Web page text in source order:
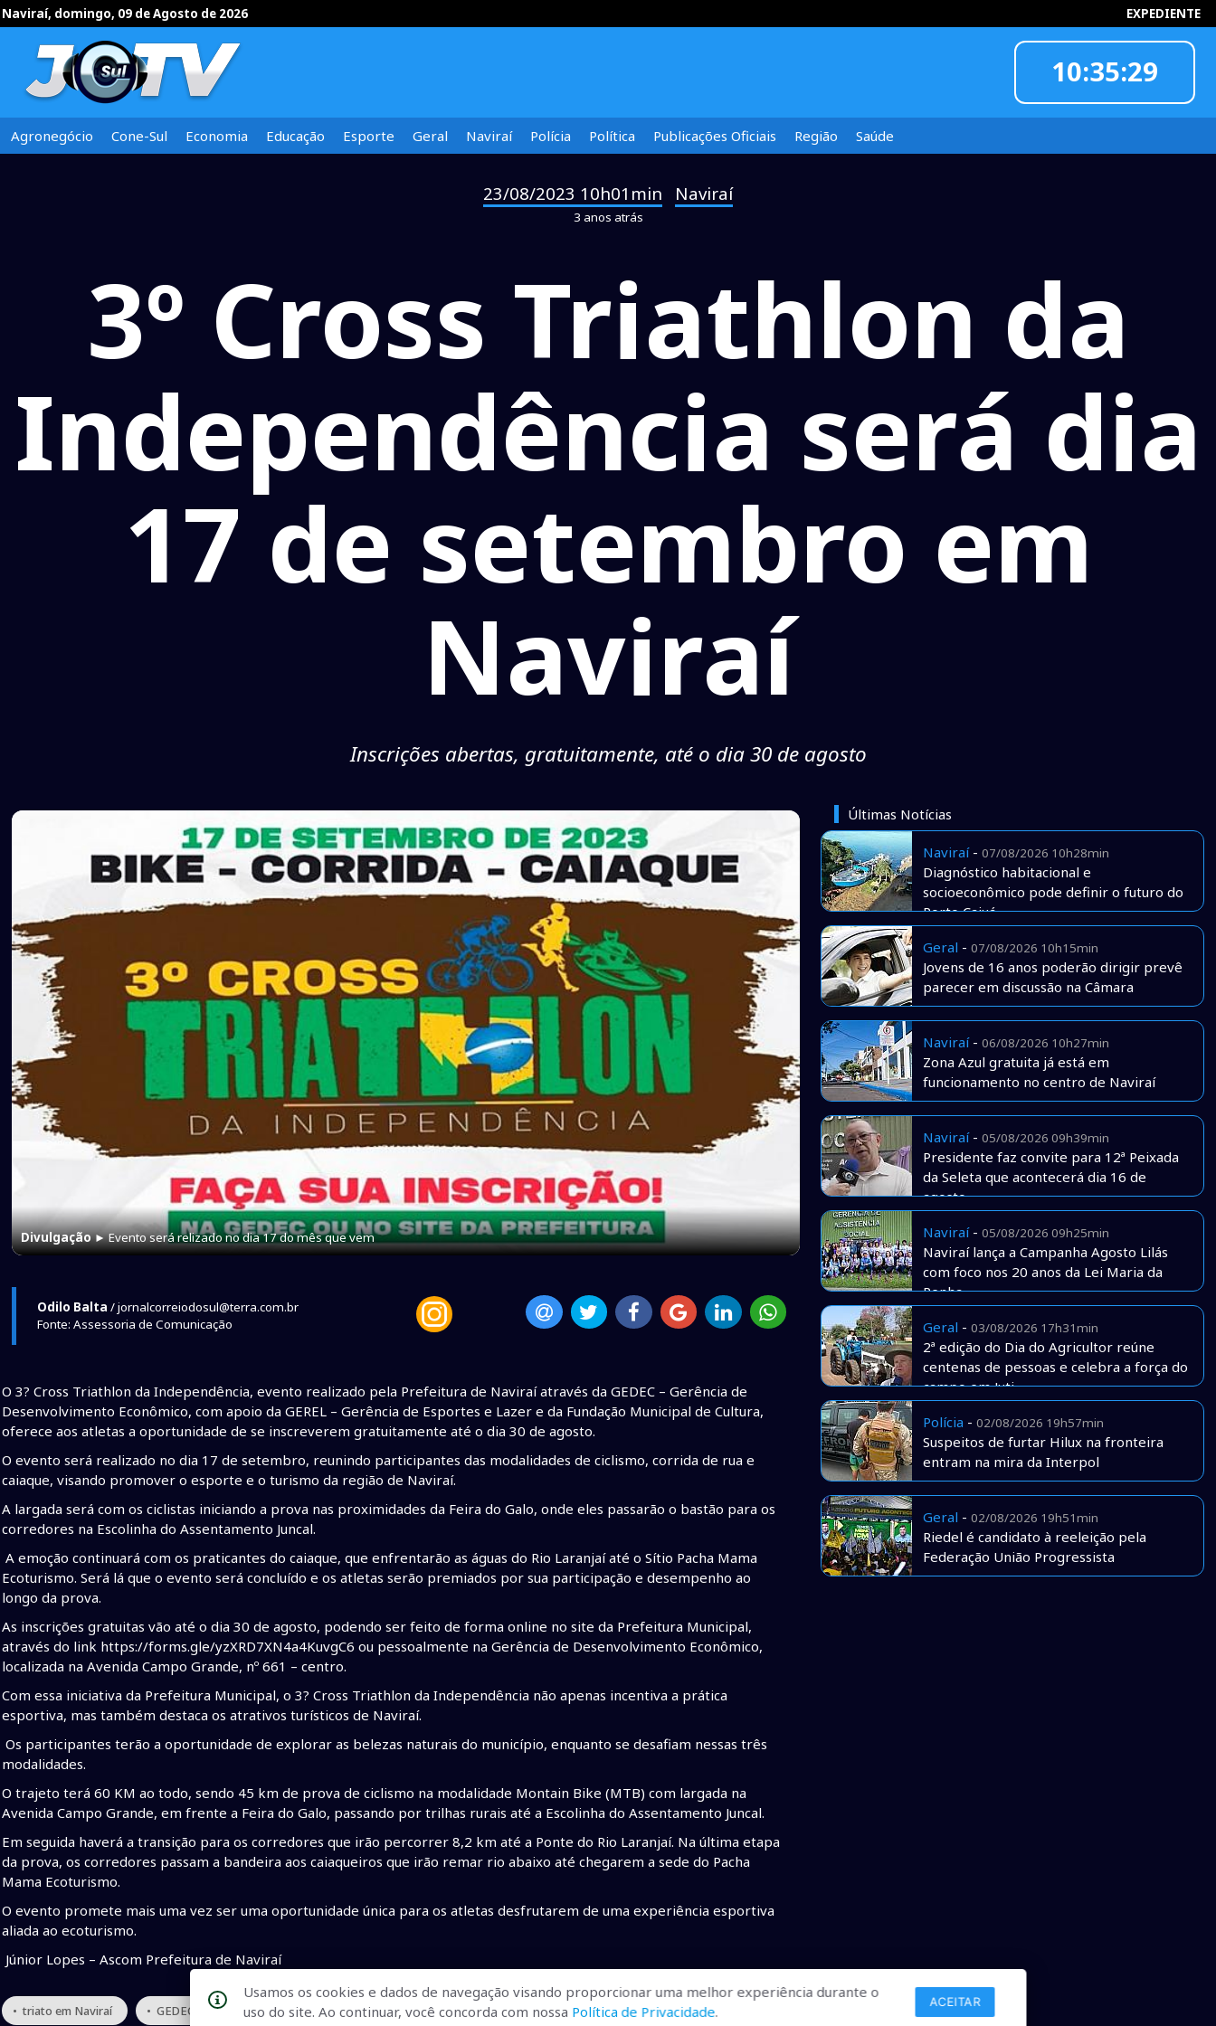
Naviraí, domingo, 09 de Agosto de 2026 EXPEDIENTE
10:35:30
INFORMOU
Agronegócio Cone-Sul Economia Educação Esporte Geral Naviraí Polícia Política Publicações Oficiais Região Saúde
23/08/2023 10h01min Naviraí
3 anos atrás
3º Cross Triathlon da
Independência será dia
17 de setembro em
Naviraí
Inscrições abertas, gratuitamente, até o dia 30 de agosto
Divulgação► Evento será relizado no dia 17 do mês que vem
Odilo Balta / jornalcorreiodosul@terra.com.br
Fonte: Assessoria de Comunicação
O 3? Cross Triathlon da Independência, evento realizado pela Prefeitura de Naviraí através da GEDEC – Gerência de
Desenvolvimento Econômico, com apoio da GEREL – Gerência de Esportes e Lazer e da Fundação Municipal de Cultura,
oferece aos atletas a oportunidade de se inscreverem gratuitamente até o dia 30 de agosto.
O evento será realizado no dia 17 de setembro, reunindo participantes das modalidades de ciclismo, corrida de rua e
caiaque, visando promover o esporte e o turismo da região de Naviraí.
A largada será com os ciclistas iniciando a prova nas proximidades da Feira do Galo, onde eles passarão o bastão para os
corredores na Escolinha do Assentamento Juncal.
A emoção continuará com os praticantes do caiaque, que enfrentarão as águas do Rio Laranjaí até o Sítio Pacha Mama
Ecoturismo. Será lá que o evento será concluído e os atletas serão premiados por sua participação e desempenho ao
longo da prova.
As inscrições gratuitas vão até o dia 30 de agosto, podendo ser feito de forma online no site da Prefeitura Municipal,
através do link https://forms.gle/yzXRD7XN4a4KuvgC6 ou pessoalmente na Gerência de Desenvolvimento Econômico,
localizada na Avenida Campo Grande, nº 661 – centro.
Com essa iniciativa da Prefeitura Municipal, o 3? Cross Triathlon da Independência não apenas incentiva a prática
esportiva, mas também destaca os atrativos turísticos de Naviraí.
Os participantes terão a oportunidade de explorar as belezas naturais do município, enquanto se desafiam nessas três
modalidades.
O trajeto terá 60 KM ao todo, sendo 45 km de prova de ciclismo na modalidade Montain Bike (MTB) com largada na
Avenida Campo Grande, em frente a Feira do Galo, passando por trilhas rurais até a Escolinha do Assentamento Juncal.
Em seguida haverá a transição para os corredores que irão percorrer 8,2 km até a Ponte do Rio Laranjaí. Na última etapa
da prova, os corredores passam a bandeira aos caiaqueiros que irão remar rio abaixo até chegarem a sede do Pacha
Mama Ecoturismo.
O evento promete mais uma vez ser uma oportunidade única para os atletas desfrutarem de uma experiência esportiva
aliada ao ecoturismo.
Júnior Lopes – Ascom Prefeitura de Naviraí
• triato em Naviraí • GEDEC Guedes • Triathlon
Últimas Notícias
Naviraí- 07/08/2026 10h28min
Diagnóstico habitacional e
socioeconômico pode definir o futuro do
Porto Caiuá
Geral - 07/08/2026 10h15min
Jovens de 16 anos poderão dirigir prevê
parecer em discussão na Câmara
Naviraí- 06/08/2026 10h27min
Zona Azul gratuita já está em
funcionamento no centro de Naviraí
Naviraí- 05/08/2026 09h39min
Presidente faz convite para 12ª Peixada
da Seleta que acontecerá dia 16 de
agosto
Naviraí- 05/08/2026 09h25min
Naviraí lança a Campanha Agosto Lilás
com foco nos 20 anos da Lei Maria da
Penha
Geral - 03/08/2026 17h31min
2ª edição do Dia do Agricultor reúne
centenas de pessoas e celebra a força do
campo em Juti
Polícia - 02/08/2026 19h57min
Suspeitos de furtar Hilux na fronteira
entram na mira da Interpol
Geral - 02/08/2026 19h51min
Riedel é candidato à reeleição pela
Federação União Progressista
Usamos os cookies e dados de navegação visando proporcionar uma melhor experiência durante o
uso do site. Ao continuar, você concorda com nossa Política de Privacidade.
ACEITAR